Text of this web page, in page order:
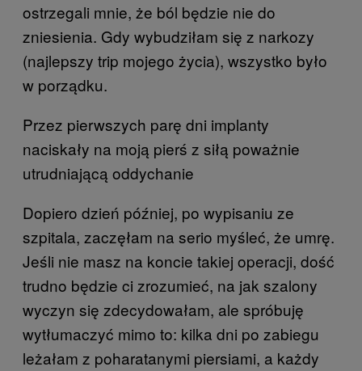
ostrzegali mnie, że ból będzie nie do
zniesienia. Gdy wybudziłam się z narkozy
(najlepszy trip mojego życia), wszystko było
w porządku.
Przez pierwszych parę dni implanty
naciskały na moją pierś z siłą poważnie
utrudniającą oddychanie
Dopiero dzień później, po wypisaniu ze
szpitala, zaczęłam na serio myśleć, że umrę.
Jeśli nie masz na koncie takiej operacji, dość
trudno będzie ci zrozumieć, na jak szalony
wyczyn się zdecydowałam, ale spróbuję
wytłumaczyć mimo to: kilka dni po zabiegu
leżałam z poharatanymi piersiami, a każdy